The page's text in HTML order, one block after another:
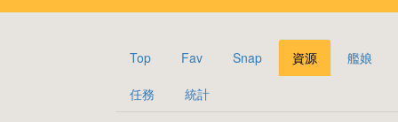
Top Fav Snap 資源 艦娘
任務 統計